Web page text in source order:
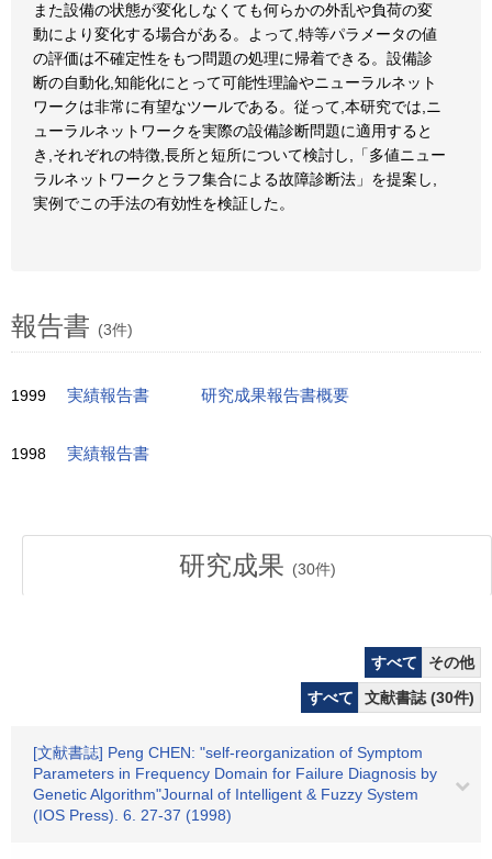
また設備の状態が変化しなくても何らかの外乱や負荷の変
動により変化する場合がある。よって,特等パラメータの値
の評価は不確定性をもつ問題の処理に帰着できる。設備診
断の自動化,知能化にとって可能性理論やニューラルネット
ワークは非常に有望なツールである。従って,本研究では,ニ
ューラルネットワークを実際の設備診断問題に適用すると
き,それぞれの特徴,長所と短所について検討し,「多値ニュー
ラルネットワークとラフ集合による故障診断法」を提案し,
実例でこの手法の有効性を検証した。
報告書 (3件)
1999 実績報告書 研究成果報告書概要
1998 実績報告書
研究成果 (30件)
すべて
その他
すべて
文献書誌 (30件)
[文献書誌] Peng CHEN: "self-reorganization of Symptom
Parameters in Frequency Domain for Failure Diagnosis by
Genetic Algorithm"Journal of Intelligent & Fuzzy System
(IOS Press). 6. 27-37 (1998)